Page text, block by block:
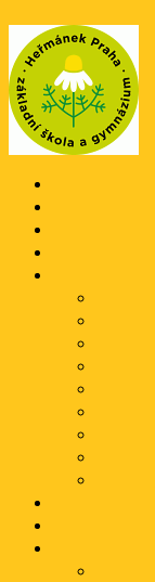
content